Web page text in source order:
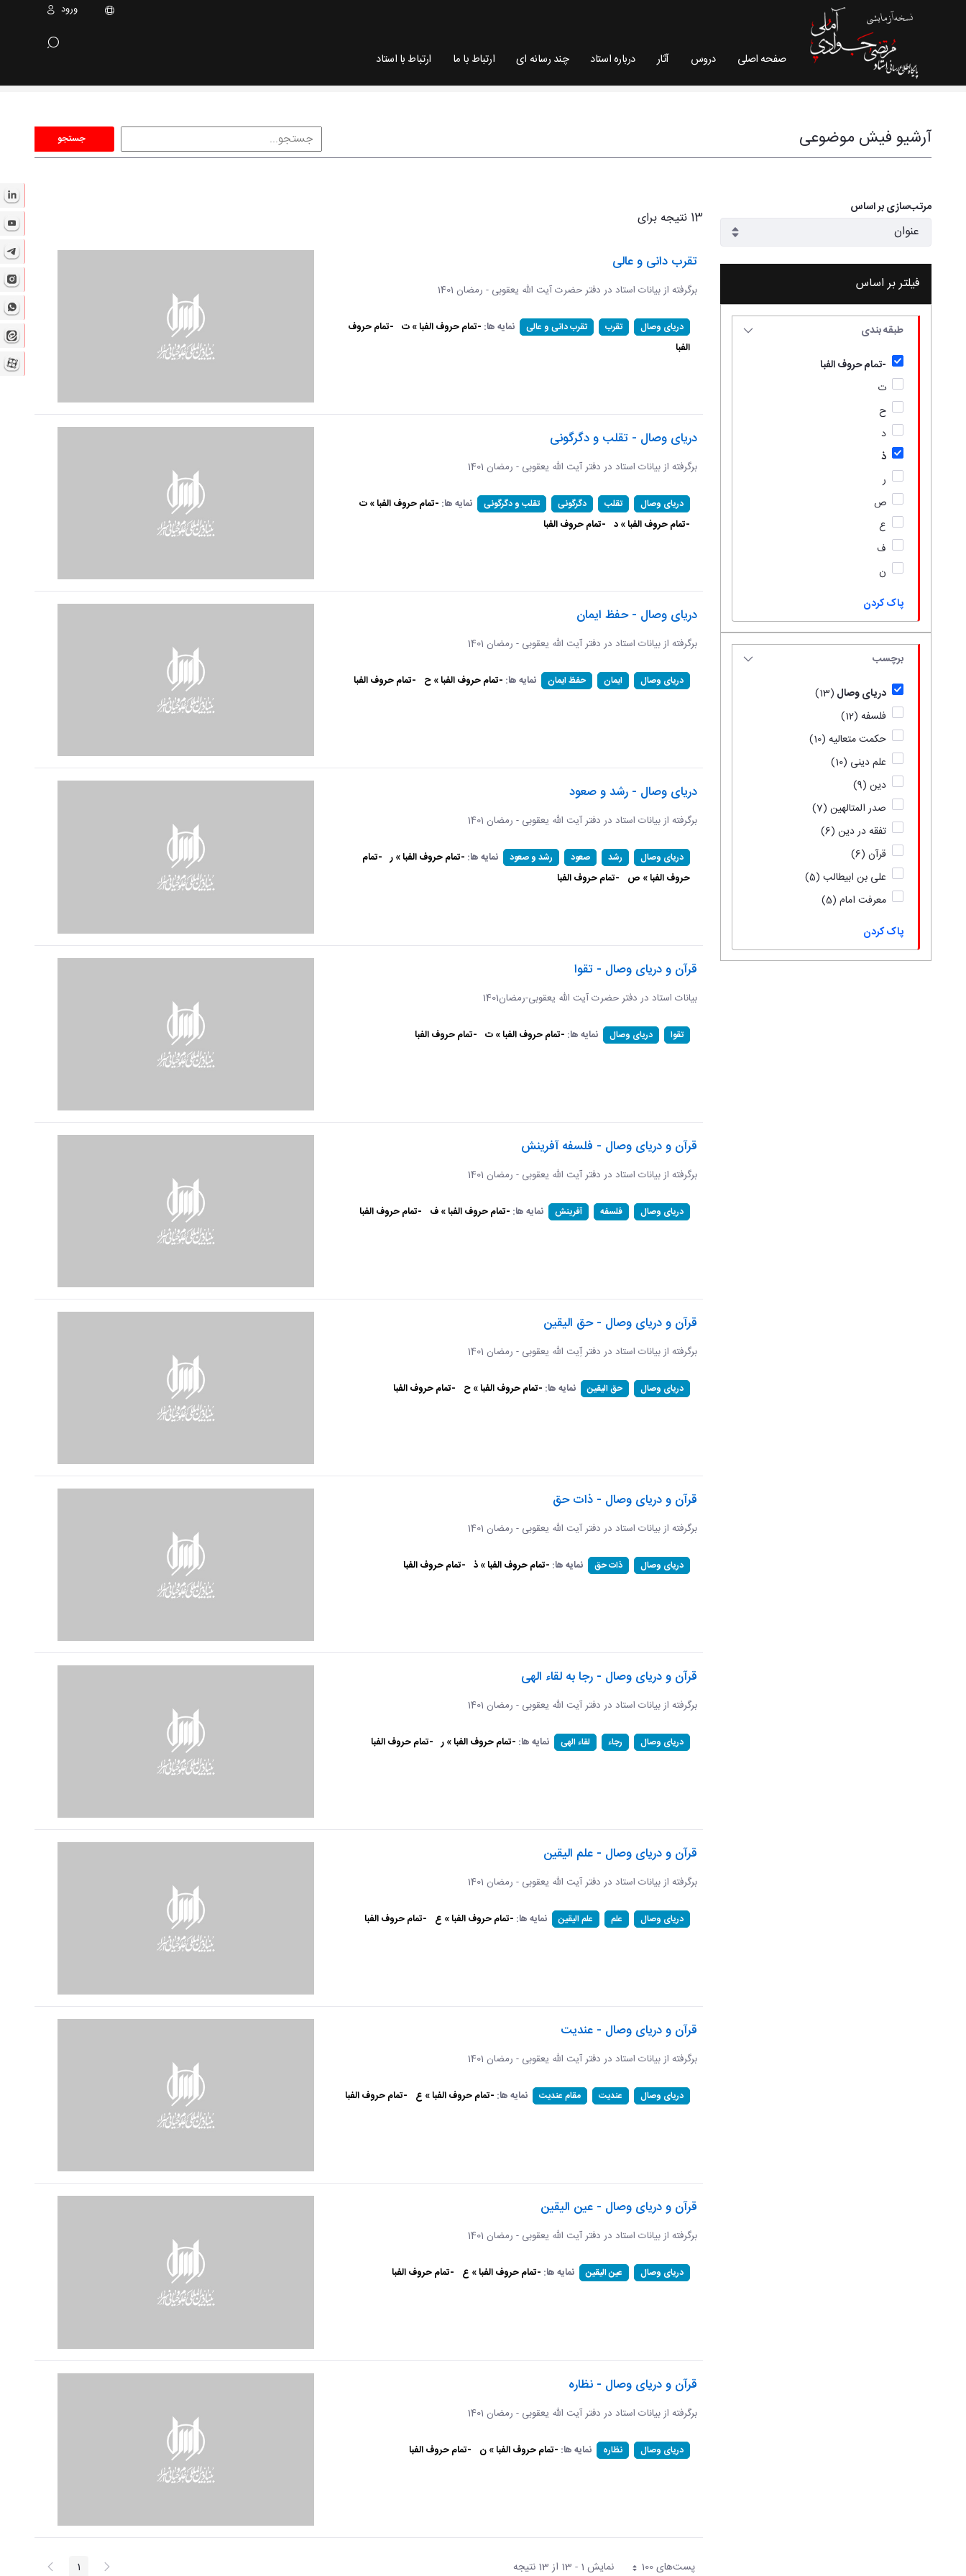
ورود
صفحه اصلی دروس آثار درباره استاد چند رسانه ای ارتباط با ما ارتباط با استاد
آرشیو فیش موضوعی
جستجو
مرتب‌سازی بر اساس
فیلتر بر اساس
طبقه بندی
-تمام حروف الفبا
ت
ح
د
ذ
ر
ص
ع
ف
ن
پاک کردن
برچسب
دریای وصال (13)
فلسفه (12)
حکمت متعالیه (10)
علم دینی (10)
دین (9)
صدر المتالهین (7)
تفقه در دین (6)
قرآن (6)
علی بن ابیطالب (5)
معرفت امام (5)
پاک کردن
13 نتیجه برای
تقرب دانی و عالی
برگرفته از بیانات استاد در دفتر حضرت آیت الله یعقوبی - رمضان 1401
دریای وصال تقرب تقرب دانی و عالی نمایه ها: -تمام حروف الفبا » ت -تمام حروف
الفبا
دریای وصال - تقلب و دگرگونی
برگرفته از بیانات استاد در دفتر آیت الله یعقوبی - رمضان 1401
دریای وصال تقلب دگرگونی تقلب و دگرگونی نمایه ها: -تمام حروف الفبا » ت
-تمام حروف الفبا » د -تمام حروف الفبا
دریای وصال - حفظ ایمان
برگرفته از بیانات استاد در دفتر آیت الله یعقوبی - رمضان 1401
دریای وصال ایمان حفظ ایمان نمایه ها: -تمام حروف الفبا » ح -تمام حروف الفبا
دریای وصال - رشد و صعود
برگرفته از بیانات استاد در دفتر آیت الله یعقوبی - رمضان 1401
دریای وصال رشد صعود رشد و صعود نمایه ها: -تمام حروف الفبا » ر -تمام
حروف الفبا » ص -تمام حروف الفبا
قرآن و دریای وصال - تقوا
بیانات استاد در دفتر حضرت آیت الله یعقوبی-رمضان1401
تقوا دریای وصال نمایه ها: -تمام حروف الفبا » ت -تمام حروف الفبا
قرآن و دریای وصال - فلسفه آفرینش
برگرفته از بیانات استاد در دفتر آیت الله یعقوبی - رمضان 1401
دریای وصال فلسفه آفرینش نمایه ها: -تمام حروف الفبا » ف -تمام حروف الفبا
قرآن و دریای وصال - حق الیقین
برگرفته از بیانات استاد در دفتر آِیت الله یعقوبی - رمضان 1401
دریای وصال حق الیقین نمایه ها: -تمام حروف الفبا » ح -تمام حروف الفبا
قرآن و دریای وصال - ذات حق
برگرفته از بیانات استاد در دفتر آیت الله یعقوبی - رمضان 1401
دریای وصال ذات حق نمایه ها: -تمام حروف الفبا » ذ -تمام حروف الفبا
قرآن و دریای وصال - رجا به لقاء الهی
برگرفته از بیانات استاد در دفتر آیت الله یعقوبی - رمضان 1401
دریای وصال رجاء لقاء الهی نمایه ها: -تمام حروف الفبا » ر -تمام حروف الفبا
قرآن و دریای وصال - علم الیقین
برگرفته از بیانات استاد در دفتر آیت الله یعقوبی - رمضان 1401
دریای وصال علم علم الیقین نمایه ها: -تمام حروف الفبا » ع -تمام حروف الفبا
قرآن و دریای وصال - عندیت
برگرفته از بیانات استاد در دفتر آیت الله یعقوبی - رمضان 1401
دریای وصال عندیت مقام عندیت نمایه ها: -تمام حروف الفبا » ع -تمام حروف الفبا
قرآن و دریای وصال - عین الیقین
برگرفته از بیانات استاد در دفتر آیت الله یعقوبی - رمضان 1401
دریای وصال عین الیقین نمایه ها: -تمام حروف الفبا » ع -تمام حروف الفبا
قرآن و دریای وصال - نظاره
برگرفته از بیانات استاد در دفتر آیت الله یعقوبی - رمضان 1401
دریای وصال نظاره نمایه ها: -تمام حروف الفبا » ن -تمام حروف الفبا
پست‌‌های 100هر صفحه نمایش 1 - 13 از 13 نتیجه پیغام صفحه1 صفحه